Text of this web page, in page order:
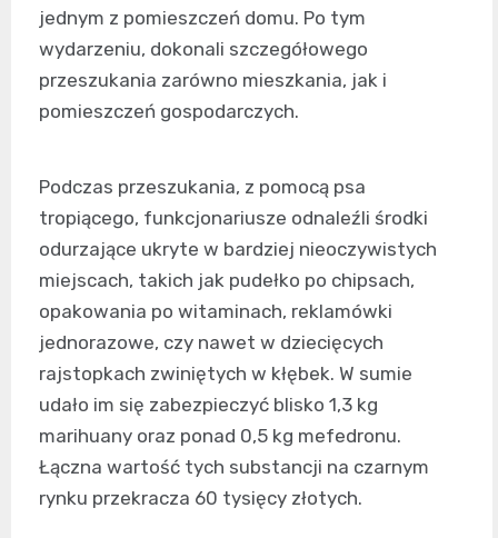
jednym z pomieszczeń domu. Po tym
wydarzeniu, dokonali szczegółowego
przeszukania zarówno mieszkania, jak i
pomieszczeń gospodarczych.
Podczas przeszukania, z pomocą psa
tropiącego, funkcjonariusze odnaleźli środki
odurzające ukryte w bardziej nieoczywistych
miejscach, takich jak pudełko po chipsach,
opakowania po witaminach, reklamówki
jednorazowe, czy nawet w dziecięcych
rajstopkach zwiniętych w kłębek. W sumie
udało im się zabezpieczyć blisko 1,3 kg
marihuany oraz ponad 0,5 kg mefedronu.
Łączna wartość tych substancji na czarnym
rynku przekracza 60 tysięcy złotych.